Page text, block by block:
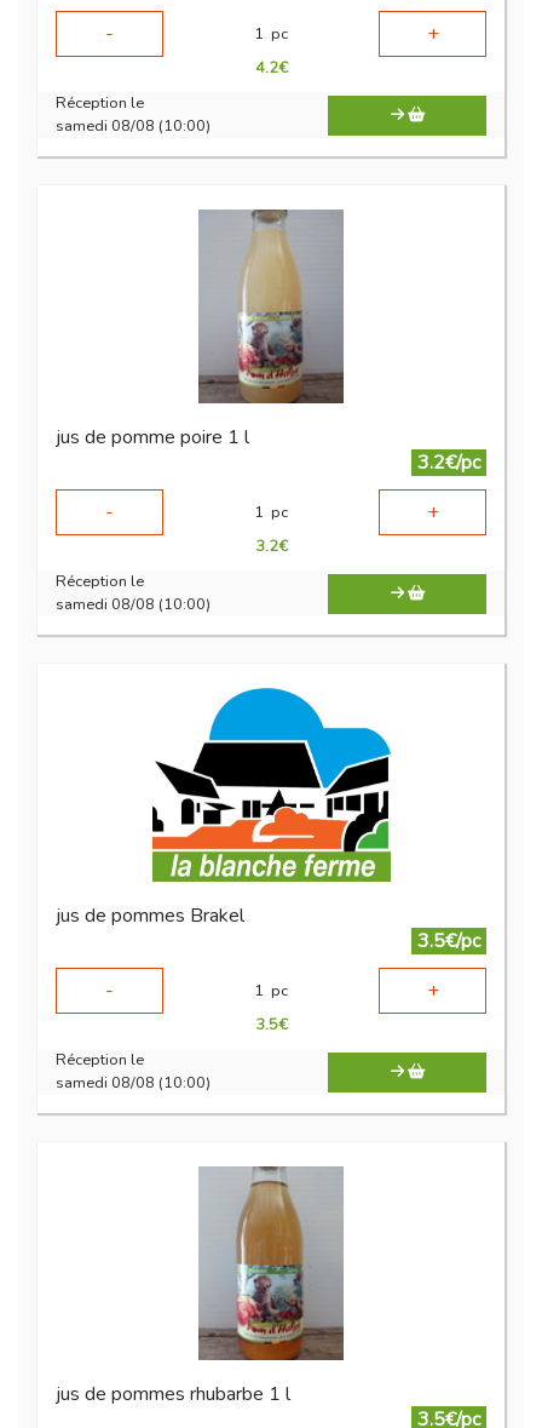
-
1 pc +
4.2€
Réception le
samedi 08/08 (10:00)
jus de pomme poire 1 l
3.2€/pc
-
1 pc +
3.2€
Réception le
samedi 08/08 (10:00)
jus de pommes Brakel
3.5€/pc
-
1 pc +
3.5€
Réception le
samedi 08/08 (10:00)
jus de pommes rhubarbe 1 l
3.5€/pc